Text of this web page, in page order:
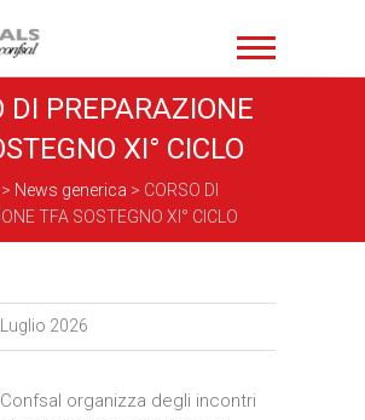
DI PREPARAZIONE
XI° CICLO
> News generica > CORSO DI
TFA SOSTEGNO XI° CICLO
2026
organizza degli incontri